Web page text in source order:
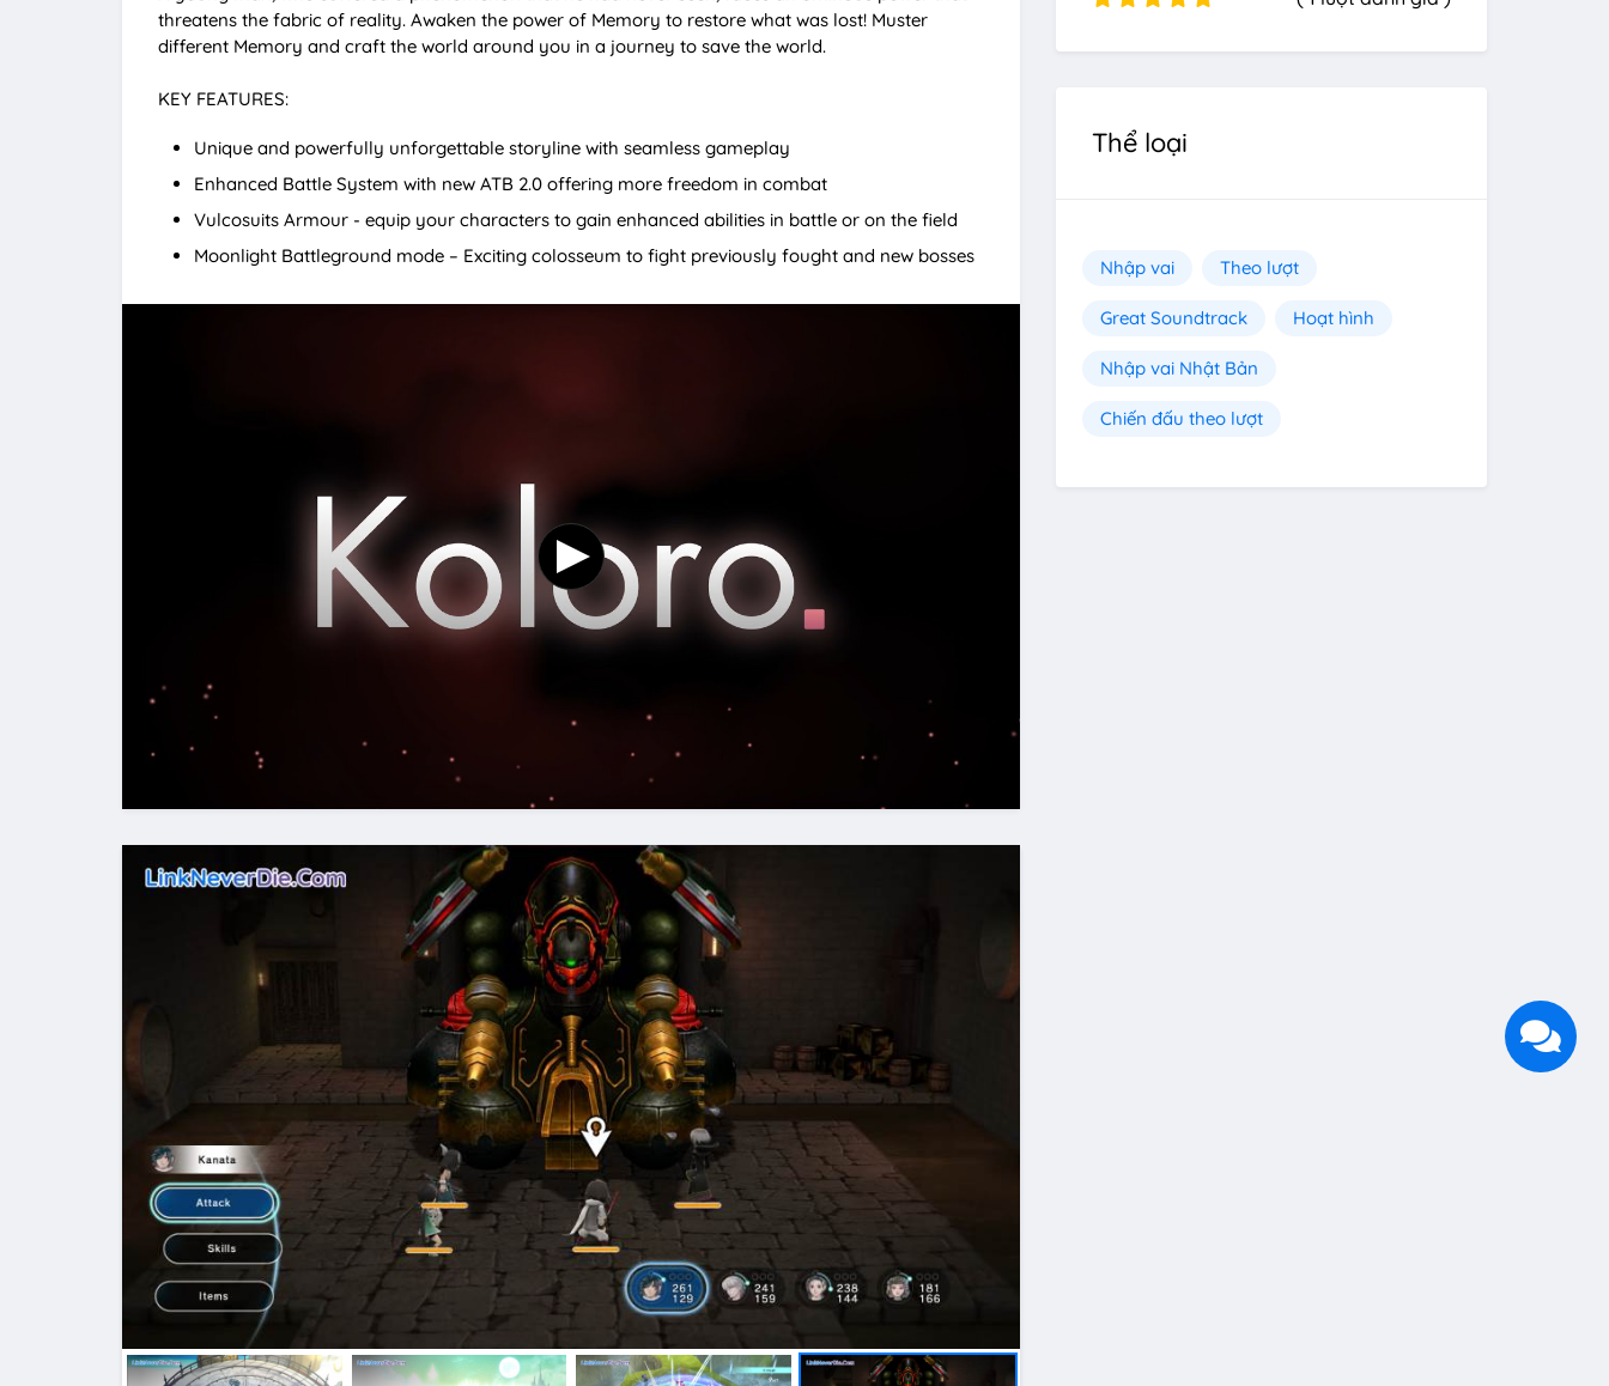
u
threatens the fabric of reality. Awaken the power of Memory to restore what was lost! Muster
different Memory and craft the world around you in a journey to save the world.
KEY FEATURES:
Unique and powerfully unforgettable storyline with seamless gameplay
Enhanced Battle System with new ATB 2.0 offering more freedom in combat
Vulcosuits Armour - equip your characters to gain enhanced abilities in battle or on the field
Moonlight Battleground mode – Exciting colosseum to fight previously fought and new bosses
Thể loại
Nhập vai Theo lượt
Great Soundtrack Hoạt hình
Nhập vai Nhật Bản
Chiến đấu theo lượt